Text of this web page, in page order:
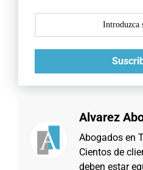
Alvarez
Abogados en
Cientos de
deben estar